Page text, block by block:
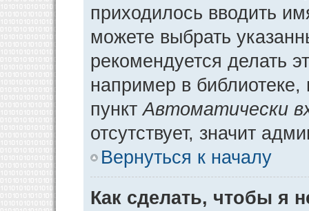
приходилось вводить
можете выбрать
рекомендуется делать
например в библиотеке,
пунктАвтоматически
отсутствует, значит
Вернуться к началу
Как сделать, чтобы я